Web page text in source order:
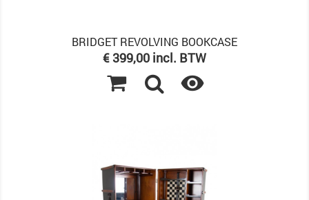
BRIDGET REVOLVING BOOKCASE
Prijs
€ 399,00 incl. BTW
